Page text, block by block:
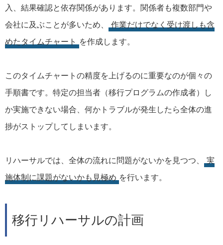
入、結果確認と依存関係があります。関係者も複数部門や
会社に及ぶことが多いため、
作業だけでなく受け渡しも含
めたタイムチャート
を作成します。
このタイムチャートの精度を上げるのに重要なのが個々の
手順書です。特定の担当者（移行プログラムの作成者）し
か実施できない場合、何かトラブルが発生したら全体の進
捗がストップしてしまいます。
リハーサルでは、全体の流れに問題がないかを見つつ、
実
施体制に課題がないかも見極め を行います。
移行リハーサルの計画